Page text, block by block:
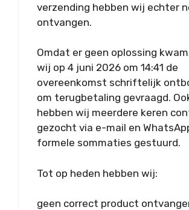
verzending hebben wij echter
ontvangen.
Omdat er geen oplossing
wij op 4 juni 2026 om 14:41 de
overeenkomst schriftelijk
om terugbetaling gevraagd.
hebben wij meerdere keren
gezocht via e-mail en
formele sommaties gestuurd.
Tot op heden hebben wij:
geen correct product